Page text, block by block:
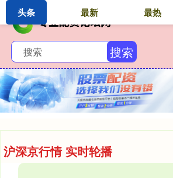
搜索
沪深京行情 实时轮播
头条 最新 最热